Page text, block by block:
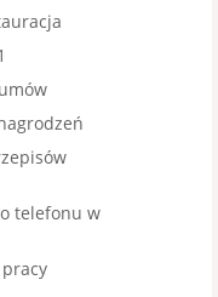
telefonu w